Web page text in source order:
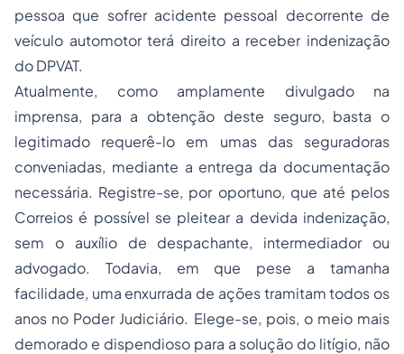
pessoa que sofrer acidente pessoal decorrente de
veículo automotor terá direito a receber indenização
do DPVAT.
Atualmente, como amplamente divulgado na
imprensa, para a obtenção deste seguro, basta o
legitimado requerê-lo em umas das seguradoras
conveniadas, mediante a entrega da documentação
necessária. Registre-se, por oportuno, que até pelos
Correios é possível se pleitear a devida indenização,
sem o auxílio de despachante, intermediador ou
advogado. Todavia, em que pese a tamanha
facilidade, uma enxurrada de ações tramitam todos os
anos no Poder Judiciário. Elege-se, pois, o meio mais
demorado e dispendioso para a solução do litígio, não